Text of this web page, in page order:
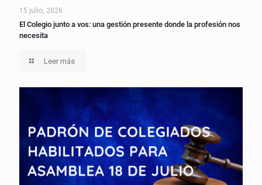
15 julio, 2026
El Colegio junto a vos: una gestión presente donde la profesión nos
necesita
Leer más